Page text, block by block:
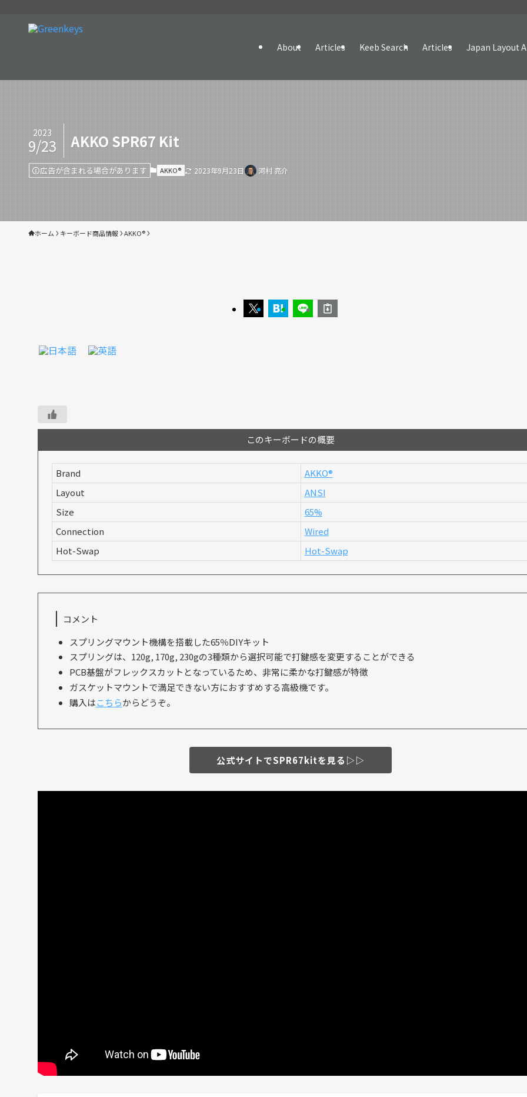
About Articles Keeb Search Articles Japan Layout
AKKO SPR67 Kit
2023
9/23
広告が含まれる場合があります AKKO®︎ 2023年9月23日 河村 亮介
ホーム キーボード商品情報 AKKO®︎
このキーボードの概要
Brand
AKKO®︎
Layout
ANSI
Size
65%
Connection
Wired
Hot-Swap
Hot-Swap
コメント
スプリングマウント機構を搭載した65％DIYキット
スプリングは、120g, 170g, 230gの3種類から選択可能で打鍵感を変更することができる
PCB基盤がフレックスカットとなっているため、非常に柔かな打鍵感が特徴
ガスケットマウントで満足できない方におすすめする高級機です。
購入はこちらからどうぞ。
公式サイトでSPR67kitを見る▷▷